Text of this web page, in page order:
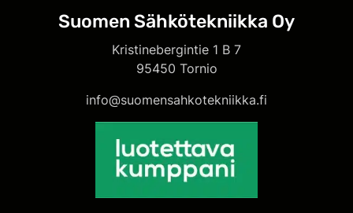
Suomen Sähkötekniikka Oy
Kristinebergintie 1 B 7
95450 Tornio
info@suomensahkotekniikka.fi